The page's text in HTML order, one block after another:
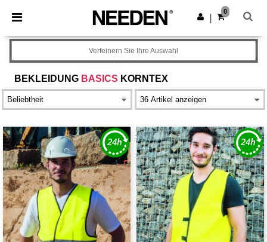
× Needen App
Bessere Preise in der App!
App holen
0
BEKLEIDUNG BASICS KORNTEX
Verfeinern Sie Ihre Auswahl